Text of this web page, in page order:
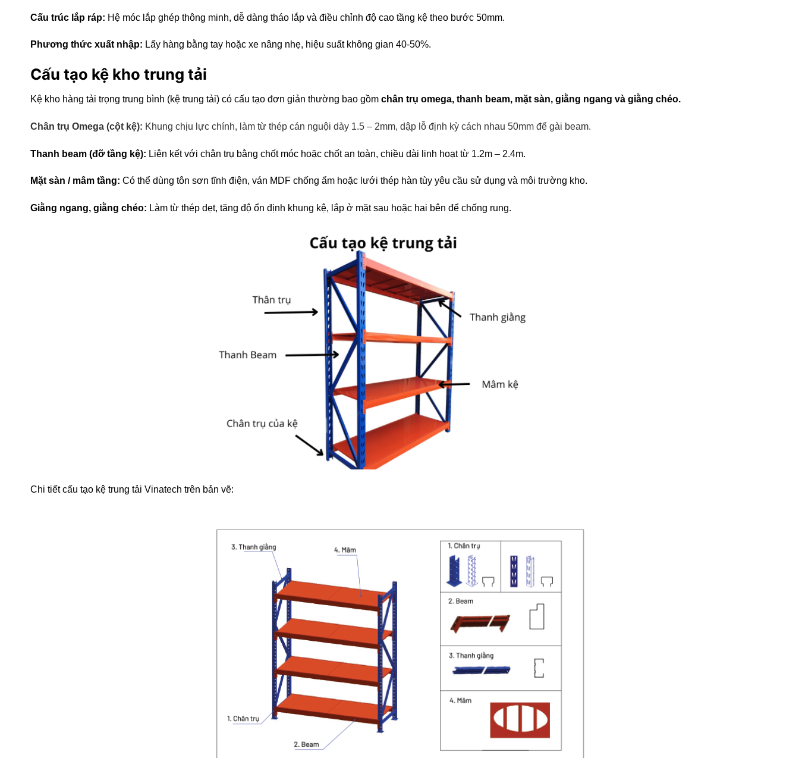
Cấu trúc lắp ráp: Hệ móc lắp ghép thông minh, dễ dàng tháo lắp và điều chỉnh độ cao tầng kệ theo bước 50mm.
Phương thức xuất nhập: Lấy hàng bằng tay hoặc xe nâng nhẹ, hiệu suất không gian 40-50%.
Cấu tạo kệ kho trung tải
Kệ kho hàng tải trọng trung bình (kệ trung tải) có cấu tạo đơn giản thường bao gồm chân trụ omega, thanh beam, mặt sàn, giằng ngang và giằng chéo.
Chân trụ Omega (cột kệ): Khung chịu lực chính, làm từ thép cán nguội dày 1.5 – 2mm, dập lỗ định kỳ cách nhau 50mm để gài beam.
Thanh beam (đỡ tầng kệ): Liên kết với chân trụ bằng chốt móc hoặc chốt an toàn, chiều dài linh hoạt từ 1.2m – 2.4m.
Mặt sàn / mâm tầng: Có thể dùng tôn sơn tĩnh điện, ván MDF chống ẩm hoặc lưới thép hàn tùy yêu cầu sử dụng và môi trường kho.
Giằng ngang, giằng chéo: Làm từ thép dẹt, tăng độ ổn định khung kệ, lắp ở mặt sau hoặc hai bên để chống rung.
Chi tiết cấu tạo kệ trung tải Vinatech trên bản vẽ: